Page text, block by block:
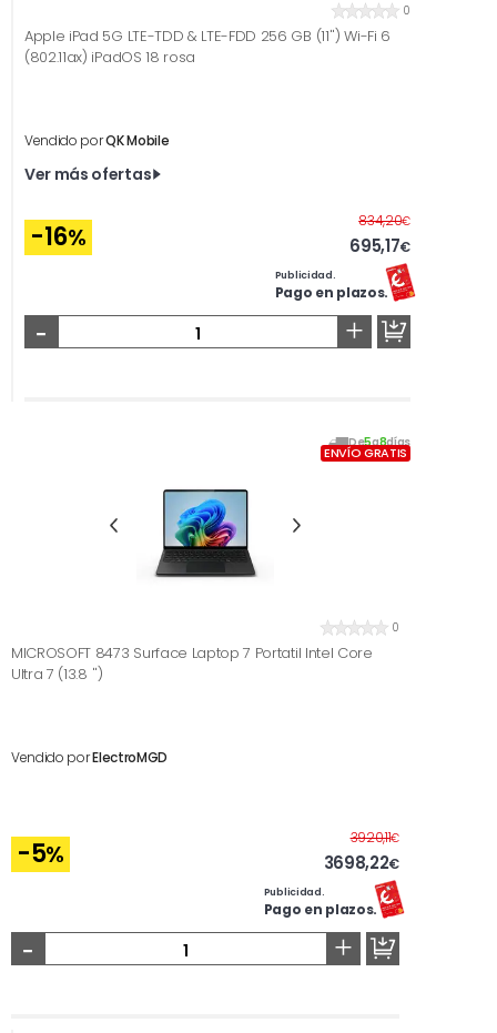
0
Apple iPad 5G LTE-TDD & LTE-FDD 256 GB (11'') Wi-Fi 6
(802.11ax) iPadOS 18 rosa
Vendido porQK Mobile
Ver más ofertas
-16%
834,20€Antes
695,17€
Publicidad.
Pago en plazos.
- +
De5a8días
ENVÍO GRATIS
0
MICROSOFT 8473 Surface Laptop 7 Portatil Intel Core
Ultra 7 (13.8 '')
Vendido porElectroMGD
-5%
3920,11€Antes
3698,22€
Publicidad.
Pago en plazos.
- +